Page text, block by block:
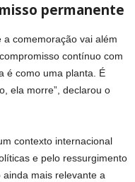
permanente
comemoração vai além
contínuo com
é como uma planta. É
ela morre”, declarou o
contexto internacional
e pelo ressurgimento
mais relevante a